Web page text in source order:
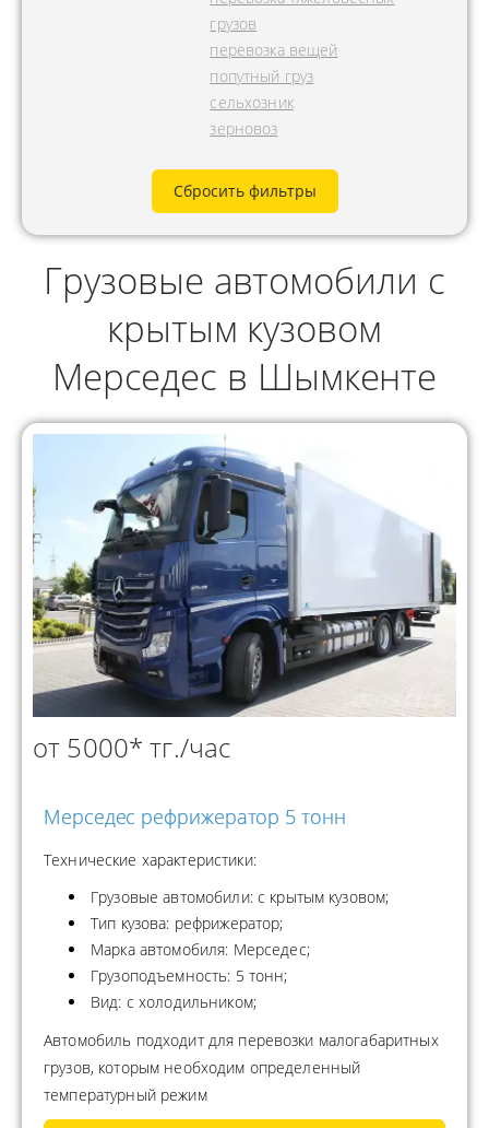
грузов
перевозка вещей
попутный груз
сельхозник
зерновоз
Сбросить фильтры
Грузовые автомобили с
крытым кузовом
Мерседес в Шымкенте
от 5000* тг./час
Мерседес рефрижератор 5 тонн
Технические характеристики:
Грузовые автомобили: с крытым кузовом;
Тип кузова: рефрижератор;
Марка автомобиля: Мерседес;
Грузоподъемность: 5 тонн;
Вид: с холодильником;
Автомобиль подходит для перевозки малогабаритных
грузов, которым необходим определенный
температурный режим